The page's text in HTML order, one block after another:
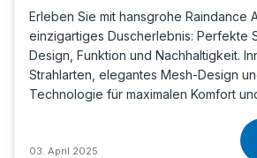
Erleben Sie mit hansgrohe Raindance
einzigartiges Duscherlebnis: Perfekte
Design, Funktion und Nachhaltigkeit.
Strahlarten, elegantes Mesh-Design
Technologie für maximalen Komfort
03. April 2025